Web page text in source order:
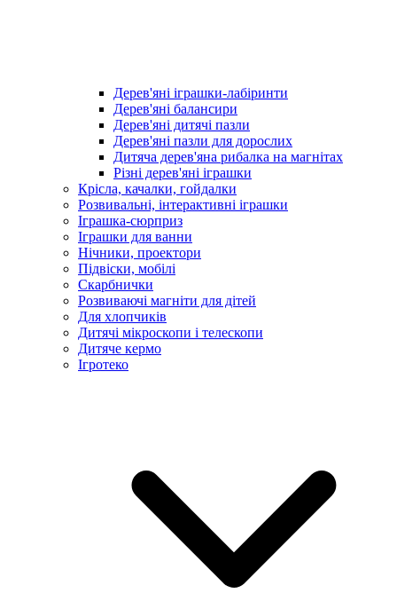
Дерев'яні іграшки-лабіринти
Дерев'яні балансири
Дерев'яні дитячі пазли
Дерев'яні пазли для дорослих
Дитяча дерев'яна рибалка на магнітах
Різні дерев'яні іграшки
Крісла, качалки, гойдалки
Розвивальні, інтерактивні іграшки
Іграшка-сюрприз
Іграшки для ванни
Нічники, проектори
Підвіски, мобілі
Скарбнички
Розвиваючі магніти для дітей
Для хлопчиків
Дитячі мікроскопи і телескопи
Дитяче кермо
Ігротеко